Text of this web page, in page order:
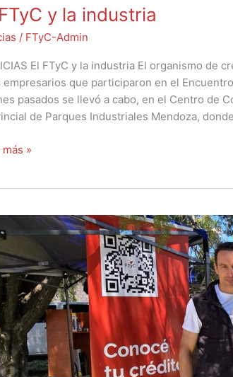
y la industria
/ FTyC-Admin
El FTyC y la industria El organismo de
empresarios que participaron en el
pasados se llevó a cabo, en el Centro de
de Parques Industriales Mendoza,
»